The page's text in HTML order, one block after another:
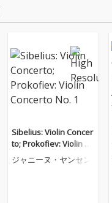
Sibelius: Violin Concer
to; Prokofiev: Violin Co
ncerto No. 1
ジャニーヌ・ヤンセン